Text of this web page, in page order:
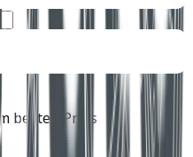
besten Preis